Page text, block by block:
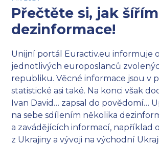
Přečtěte si, jak šířím
dezinformace!
Unijní portál Euractiv.eu informuje
jednotlivých europoslanců
republiku. Věcné informace jsou v
statistické asi také. Na konci však
Ivan David… zapsal do povědomí…
na sebe sdílením několika
a zavádějících informací, například
z Ukrajiny a vývoji na východní